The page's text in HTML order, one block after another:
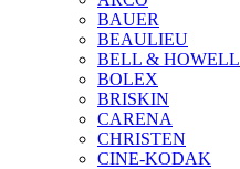
BAUER
BEAULIEU
BELL & HOWELL
BOLEX
BRISKIN
CARENA
CHRISTEN
CINE-KODAK